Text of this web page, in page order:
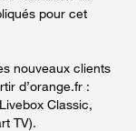
pour cet
nouveaux clients
d’orange.fr :
Classic,
TV).